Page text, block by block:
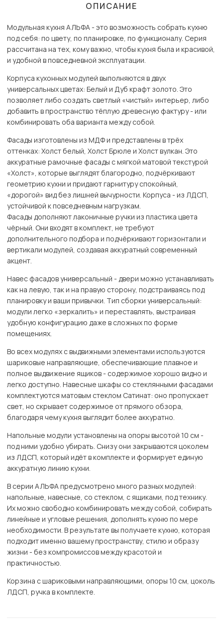
ОПИСАНИЕ
Модульная кухня АЛЬФА - это возможность собрать кухню
под себя: по цвету, по планировке, по функционалу. Серия
рассчитана на тех, кому важно, чтобы кухня была и красивой,
и удобной в повседневной эксплуатации.
Корпуса кухонных модулей выполняются в двух
универсальных цветах: Белый и Дуб крафт золото. Это
позволяет либо создать светлый «чистый» интерьер, либо
добавить в пространство тёплую древесную фактуру - или
комбинировать оба варианта между собой.
Фасады изготовлены из МДФ и представлены в трёх
оттенках: Холст белый, Холст Брюле и Холст вулкан. Это
аккуратные рамочные фасады с мягкой матовой текстурой
«Холст», которые выглядят благородно, подчёркивают
геометрию кухни и придают гарнитуру спокойный,
«дорогой» вид без лишней вычурности. Корпуса - из ЛДСП,
устойчивой к повседневным нагрузкам.
Фасады дополняют лаконичные ручки из пластика цвета
чёрный. Они входят в комплект, не требуют
дополнительного подбора и подчёркивают горизонтали и
вертикали модулей, создавая аккуратный современный
акцент.
Навес фасадов универсальный - двери можно устанавливать
как на левую, так и на правую сторону, подстраиваясь под
планировку и ваши привычки. Тип сборки универсальный:
модули легко «зеркалить» и переставлять, выстраивая
удобную конфигурацию даже в сложных по форме
помещениях.
Во всех модулях с выдвижными элементами используются
шариковые направляющие, обеспечивающие плавное и
полное выдвижение ящиков - содержимое хорошо видно и
легко доступно. Навесные шкафы со стеклянными фасадами
комплектуются матовым стеклом Сатинат: оно пропускает
свет, но скрывает содержимое от прямого обзора,
благодаря чему кухня выглядит более аккуратно.
Напольные модули установлены на опоры высотой 10 см -
под ними удобно убирать. Снизу они закрываются цоколем
из ЛДСП, который идёт в комплекте и формирует единую
аккуратную линию кухни.
В серии АЛЬФА предусмотрено много разных модулей:
напольные, навесные, со стеклом, с ящиками, под технику.
Их можно свободно комбинировать между собой, собирать
линейные и угловые решения, дополнять кухню по мере
необходимости. В результате вы получаете кухню, которая
подходит именно вашему пространству, стилю и образу
жизни - без компромиссов между красотой и
практичностью.
Корзина с шариковыми направляющими, опоры 10 см, цоколь
ЛДСП, ручка в комплекте.